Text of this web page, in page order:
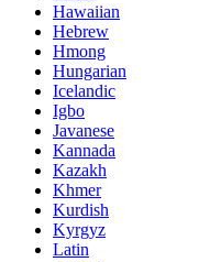
Hawaiian
Hebrew
Hmong
Hungarian
Icelandic
Igbo
Javanese
Kannada
Kazakh
Khmer
Kurdish
Kyrgyz
Latin